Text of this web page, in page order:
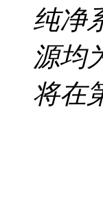
纯净
源均
将在